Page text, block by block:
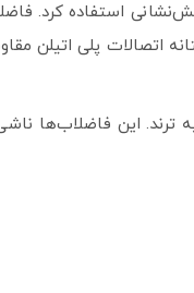
استفاده کرد.
پلی اتیلن
ترند. این فاضلاب‏‌ها